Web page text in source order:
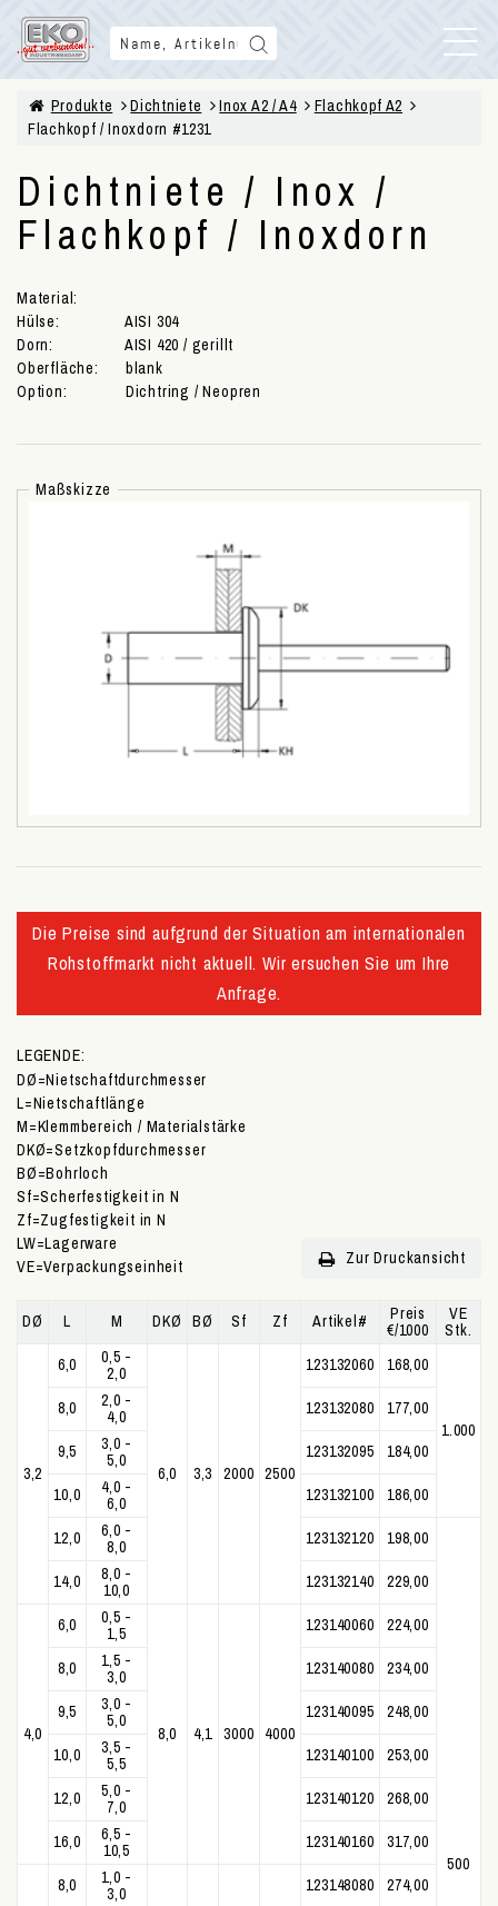
Produkte Dichtniete Inox A2 / A4
Flachkopf A2
Flachkopf / Inoxdorn #1231
Dichtniete / Inox /
Flachkopf / Inoxdorn
Material:
Hülse:
AISI 304
Dorn:
AISI 420 / gerillt
Oberfläche:
blank
Option:
Dichtring / Neopren
Maßskizze
Die Preise sind aufgrund der Situation am internationalen
Rohstoffmarkt nicht aktuell. Wir ersuchen Sie um Ihre
Anfrage.
LEGENDE:
DØ=Nietschaftdurchmesser
L=Nietschaftlänge
M=Klemmbereich / Materialstärke
DKØ=Setzkopfdurchmesser
BØ=Bohrloch
Sf=Scherfestigkeit in N
Zf=Zugfestigkeit in N
LW=Lagerware
VE=Verpackungseinheit Zur Druckansicht
DØ L M DKØ BØ Sf Zf Artikel#
Preis
€/1000
VE
Stk.
3,2
6,0
0,5 -
2,0
6,0 3,3 2000 2500
123132060 168,00
1.000
8,0
2,0 -
4,0
123132080 177,00
9,5
3,0 -
5,0
123132095 184,00
10,0
4,0 -
6,0
123132100 186,00
12,0
6,0 -
8,0
123132120 198,00
500
14,0
8,0 -
10,0
123132140 229,00
4,0
6,0
0,5 -
1,5
8,0 4,1 3000 4000
123140060 224,00
8,0
1,5 -
3,0
123140080 234,00
9,5
3,0 -
5,0
123140095 248,00
10,0
3,5 -
5,5
123140100 253,00
12,0
5,0 -
7,0
123140120 268,00
16,0
6,5 -
10,5
123140160 317,00
8,0
1,0 -
3,0
123148080 274,00